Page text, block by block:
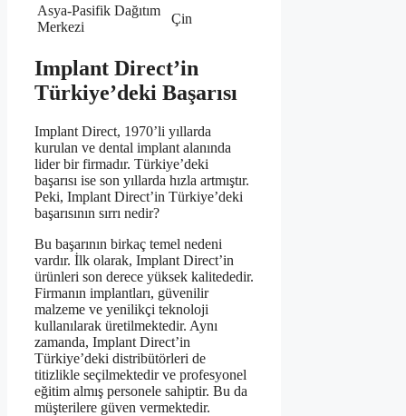
Asya-Pasifik Dağıtım
Merkezi
Çin
Implant Direct’in
Türkiye’deki Başarısı
Implant Direct, 1970’li yıllarda
kurulan ve dental implant alanında
lider bir firmadır. Türkiye’deki
başarısı ise son yıllarda hızla artmıştır.
Peki, Implant Direct’in Türkiye’deki
başarısının sırrı nedir?
Bu başarının birkaç temel nedeni
vardır. İlk olarak, Implant Direct’in
ürünleri son derece yüksek kalitededir.
Firmanın implantları, güvenilir
malzeme ve yenilikçi teknoloji
kullanılarak üretilmektedir. Aynı
zamanda, Implant Direct’in
Türkiye’deki distribütörleri de
titizlikle seçilmektedir ve profesyonel
eğitim almış personele sahiptir. Bu da
müşterilere güven vermektedir.